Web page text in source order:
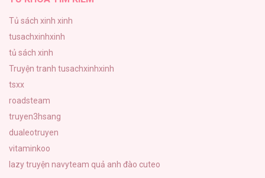
Tủ sách xinh xinh
tusachxinhxinh
tủ sách xinh
Truyện tranh tusachxinhxinh
tsxx
roadsteam
truyen3hsang
dualeotruyen
vitaminkoo
lazy truyện navyteam quả anh đào cuteo